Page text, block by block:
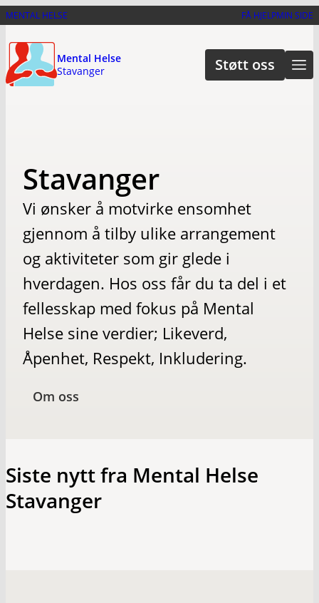
Hopp
hovedinnhold
MENTAL HELSE FÅ HJELPMIN SIDE
Mental Helse
Stavanger
Støtt oss
Stavanger
Vi ønsker å motvirke ensomhet
gjennom å tilby ulike arrangement
og aktiviteter som gir glede i
hverdagen. Hos oss får du ta del i et
fellesskap med fokus på Mental
Helse sine verdier; Likeverd,
Åpenhet, Respekt, Inkludering.
Om oss
Siste nytt fra Mental Helse
Stavanger